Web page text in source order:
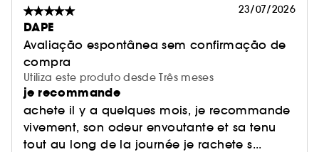
23/07/2026
DAPE
Avaliação espontânea sem confirmação de
compra
Utiliza este produto desde Três meses
je recommande
achete il y a quelques mois, je recommande
vivement, son odeur envoutante et sa tenu
tout au long de la journée je rachete s...